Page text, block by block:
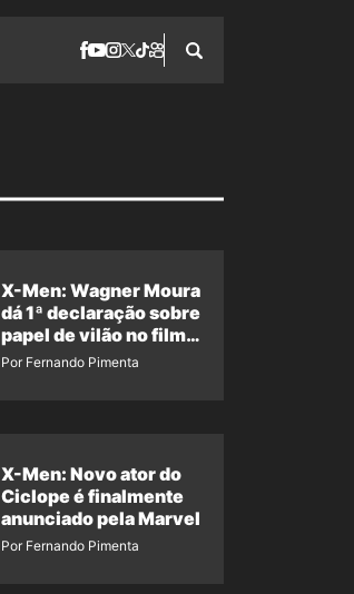
X-Men: Wagner Moura
dá 1ª declaração sobre
papel de vilão no filme
da Marvel
Por Fernando Pimenta
X-Men: Novo ator do
Ciclope é finalmente
anunciado pela Marvel
Por Fernando Pimenta